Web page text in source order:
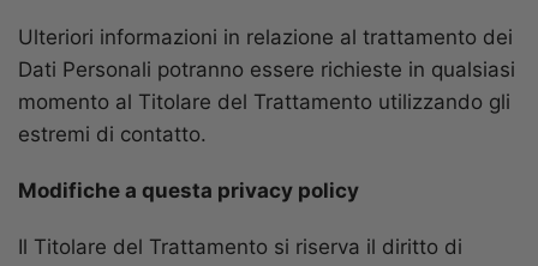
Ulteriori informazioni in relazione al trattamento dei
Dati Personali potranno essere richieste in qualsiasi
momento al Titolare del Trattamento utilizzando gli
estremi di contatto.
Modifiche a questa privacy policy
Il Titolare del Trattamento si riserva il diritto di